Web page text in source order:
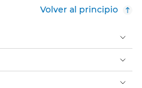
Volver al principio